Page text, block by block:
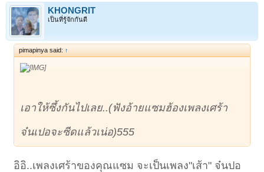
KHONGRIT
เป็นที่รู้จักกันดี
pimapinya said: ↑
เอาให้ซึ้งกันไปเลย..(ฟังอ้ายแซมฮ้องเพลงเศร้า
จ๋นเปอจะซีดแล้วเน่อ)555
อิอิ..เพลงเศร้าของคุณแซม จะเป็นเพลง"เส้า" จ๋นปอ